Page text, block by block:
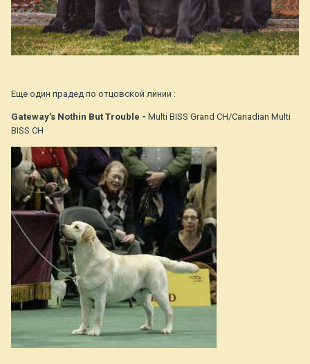
Еще один прадед по отцовской линии :
Gateway’s Nothin But Trouble - Multi BISS Grand CH/Canadian Multi
BISS CH